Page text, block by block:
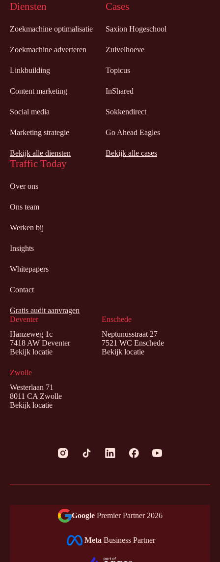
Deventer
Hanzeweg 1c
7418 AW Deventer
Bekijk locatie
Enschede
Neptunusstraat 27
7521 WC Enschede
Bekijk locatie
Zwolle
Westerlaan 71
8011 CA Zwolle
Bekijk locatie
Diensten
Zoekmachine optimalisatie
Zoekmachine adverteren
Linkbuilding
Content marketing
Social media
Marketing strategie
Bekijk alle diensten
Cases
Saxion Hogeschool
Zuivelhoeve
Topicus
InShared
Sokkendirect
Go Ahead Eagles
Bekijk alle cases
Traffic Today
Over ons
Ons team
Werken bij
Insights
Whitepapers
Contact
Gratis audit aanvragen
Google Premier Partner 2026
Meta Business Partner